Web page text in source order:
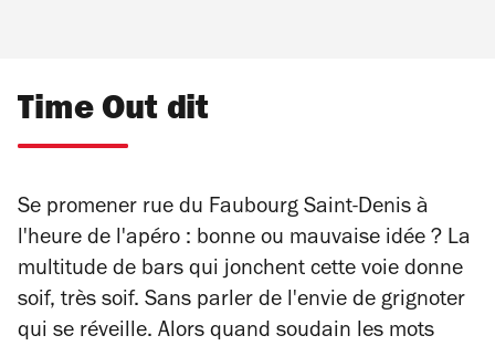
Time Out dit
Se promener rue du Faubourg Saint-Denis à
l'heure de l'apéro : bonne ou mauvaise idée ? La
multitude de bars qui jonchent cette voie donne
soif, très soif. Sans parler de l'envie de grignoter
qui se réveille. Alors quand soudain les mots